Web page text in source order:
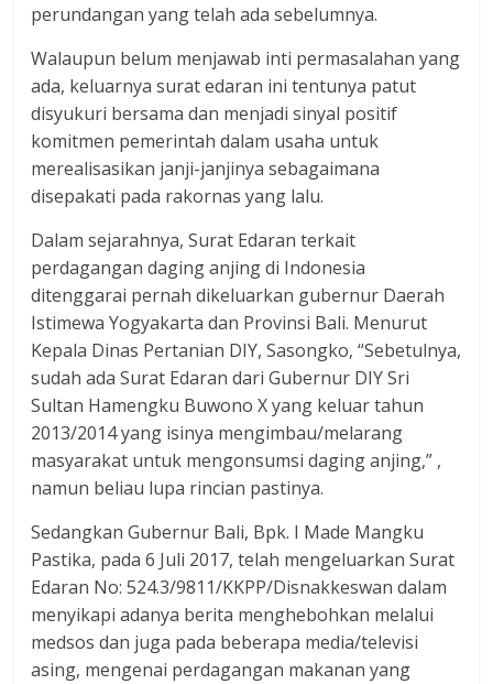
perundangan yang telah ada sebelumnya.
Walaupun belum menjawab inti permasalahan yang
ada, keluarnya surat edaran ini tentunya patut
disyukuri bersama dan menjadi sinyal positif
komitmen pemerintah dalam usaha untuk
merealisasikan janji-janjinya sebagaimana
disepakati pada rakornas yang lalu.
Dalam sejarahnya, Surat Edaran terkait
perdagangan daging anjing di Indonesia
ditenggarai pernah dikeluarkan gubernur Daerah
Istimewa Yogyakarta dan Provinsi Bali. Menurut
Kepala Dinas Pertanian DIY, Sasongko, “Sebetulnya,
sudah ada Surat Edaran dari Gubernur DIY Sri
Sultan Hamengku Buwono X yang keluar tahun
2013/2014 yang isinya mengimbau/melarang
masyarakat untuk mengonsumsi daging anjing,” ,
namun beliau lupa rincian pastinya.
Sedangkan Gubernur Bali, Bpk. I Made Mangku
Pastika, pada 6 Juli 2017, telah mengeluarkan Surat
Edaran No: 524.3/9811/KKPP/Disnakkeswan dalam
menyikapi adanya berita menghebohkan melalui
medsos dan juga pada beberapa media/televisi
asing, mengenai perdagangan makanan yang